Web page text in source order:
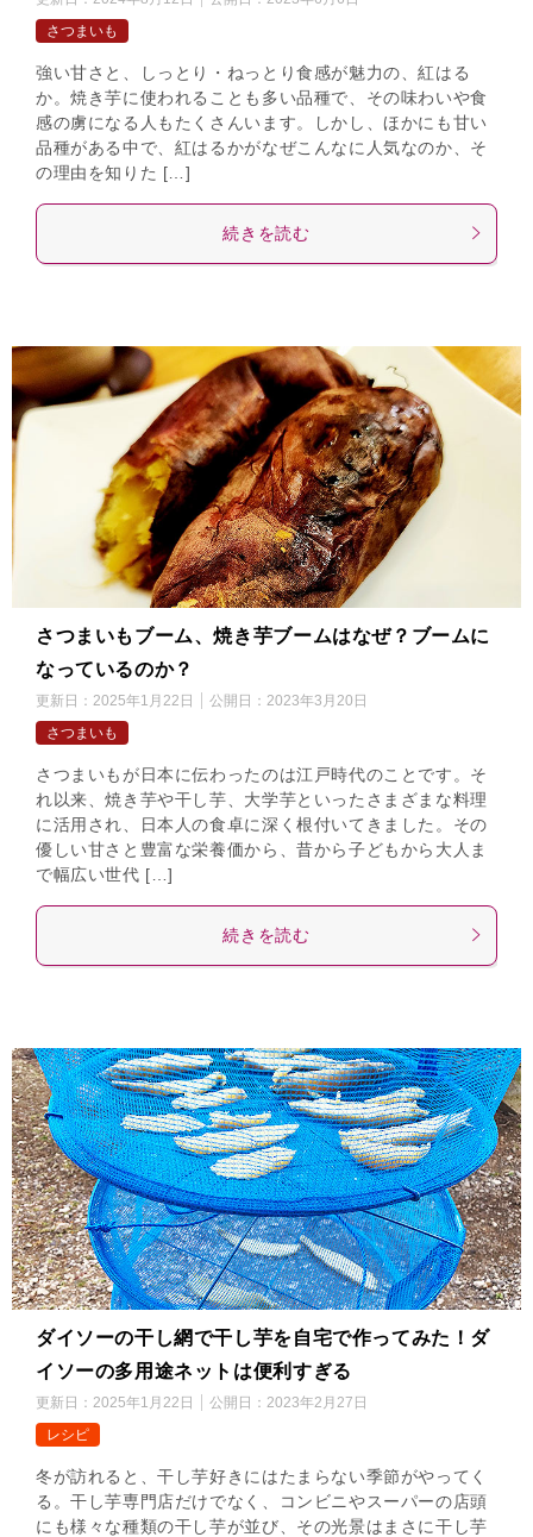
さつまいも
強い甘さと、しっとり・ねっとり食感が魅力の、紅はる
か。焼き芋に使われることも多い品種で、その味わいや食
感の虜になる人もたくさんいます。しかし、ほかにも甘い
品種がある中で、紅はるかがなぜこんなに人気なのか、そ
の理由を知りた […]
続きを読む
さつまいもブーム、焼き芋ブームはなぜ？ブームに
なっているのか？
更新日： 2025年1月22日 公開日： 2023年3月20日
さつまいも
さつまいもが日本に伝わったのは江戸時代のことです。そ
れ以来、焼き芋や干し芋、大学芋といったさまざまな料理
に活用され、日本人の食卓に深く根付いてきました。その
優しい甘さと豊富な栄養価から、昔から子どもから大人ま
で幅広い世代 […]
続きを読む
ダイソーの干し網で干し芋を自宅で作ってみた！ダ
イソーの多用途ネットは便利すぎる
更新日： 2025年1月22日 公開日： 2023年2月27日
レシピ
冬が訪れると、干し芋好きにはたまらない季節がやってく
る。干し芋専門店だけでなく、コンビニやスーパーの店頭
にも様々な種類の干し芋が並び、その光景はまさに干し芋